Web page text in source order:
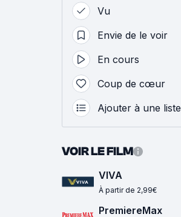
Vu
Envie de le voir
En cours
Coup de cœur
Ajouter à une liste
VOIR LE FILM
VIVA
À partir de 2,99€
PremiereMax